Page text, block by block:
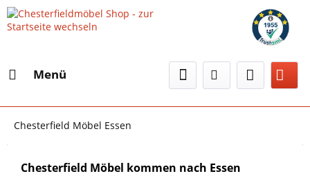
Menü
Chesterfield Möbel Essen
Chesterfield Möbel kommen nach Essen